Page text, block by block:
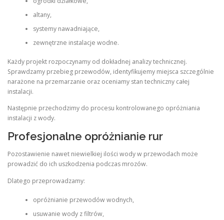
altany,
systemy nawadniające,
zewnętrzne instalacje wodne.
Każdy projekt rozpoczynamy od dokładnej analizy technicznej.
Sprawdzamy przebieg przewodów, identyfikujemy miejsca szczególnie
narażone na przemarzanie oraz oceniamy stan techniczny całej
instalacji.
Następnie przechodzimy do procesu kontrolowanego opróżniania
instalacji z wody.
Profesjonalne opróżnianie rur
Pozostawienie nawet niewielkiej ilości wody w przewodach może
prowadzić do ich uszkodzenia podczas mrozów.
Dlatego przeprowadzamy:
opróżnianie przewodów wodnych,
usuwanie wody z filtrów,